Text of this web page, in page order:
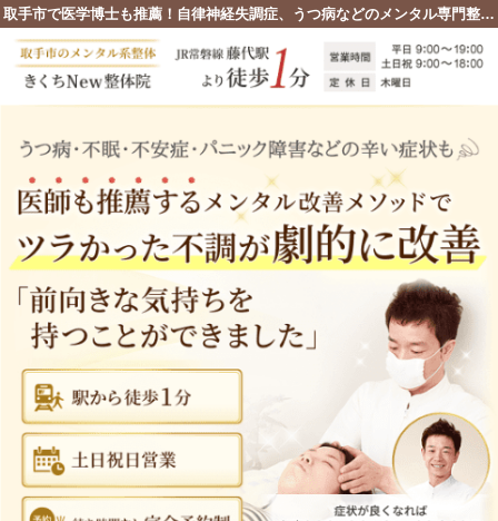
取手市で医学博士も推薦！自律神経失調症、うつ病などのメンタル専門整体院